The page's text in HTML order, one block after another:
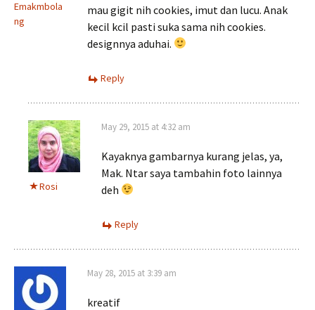
Emakmbola
ng
mau gigit nih cookies, imut dan lucu. Anak
kecil kcil pasti suka sama nih cookies.
designnya aduhai.
Reply
Rosi
May 29, 2015 at 4:32 am
Kayaknya gambarnya kurang jelas, ya,
Mak. Ntar saya tambahin foto lainnya
deh
Reply
May 28, 2015 at 3:39 am
kreatif